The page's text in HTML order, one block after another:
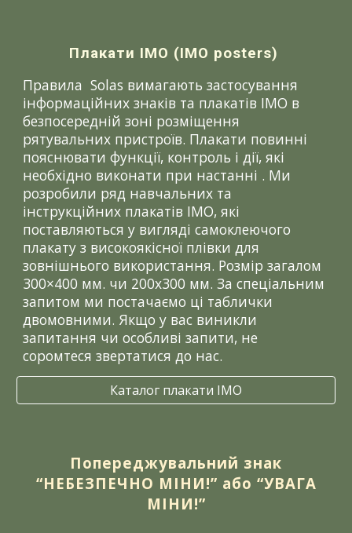
Плакати ІМО (IMO posters)
Правила Solas вимагають застосування
інформаційних знаків та плакатів ІМО в
безпосередній зоні розміщення
рятувальних пристроїв. Плакати повинні
пояснювати функції, контроль і дії, які
необхідно виконати при настанні . Ми
розробили ряд навчальних та
інструкційних плакатів ІМО, які
поставляються у вигляді самоклеючого
плакату з високоякісної плівки для
зовнішнього використання. Розмір загалом
300×400 мм. чи 200х300 мм. За спеціальним
запитом ми постачаємо ці таблички
двомовними. Якщо у вас виникли
запитання чи особливі запити, не
соромтеся звертатися до нас.
Каталог плакати ІМО
Попереджувальний знак
“НЕБЕЗПЕЧНО МІНИ!” або “УВАГА
МІНИ!”